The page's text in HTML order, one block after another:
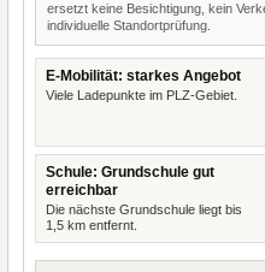
ersetzt keine Besichtigung, kein
individuelle Standortprüfung.
E-Mobilität: starkes Angebot
Viele Ladepunkte im PLZ-Gebiet.
Schule: Grundschule gut
erreichbar
Die nächste Grundschule liegt bis
1,5 km entfernt.